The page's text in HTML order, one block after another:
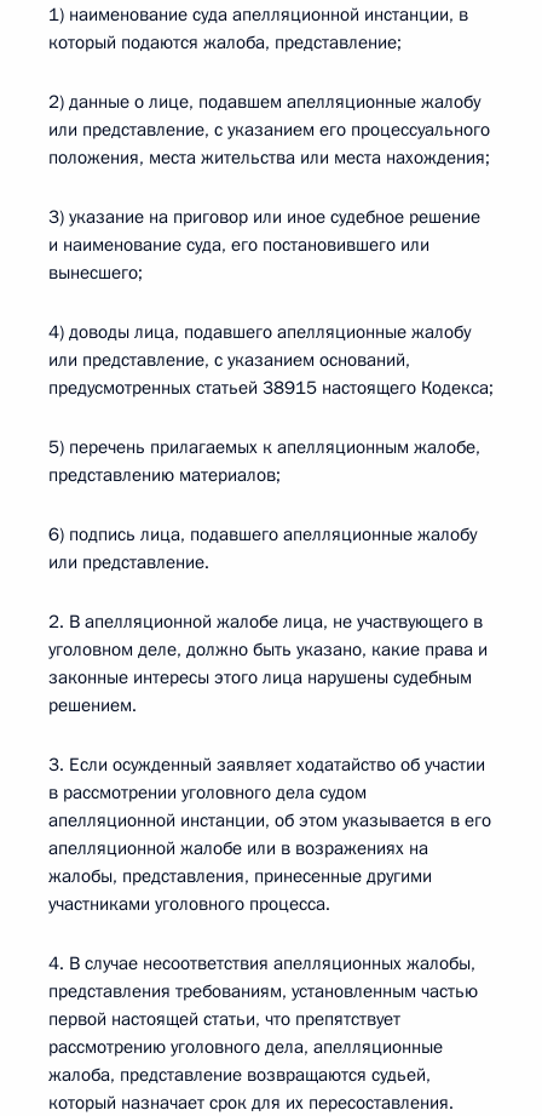
1) наименование суда апелляционной инстанции, в
который подаются жалоба, представление;
2) данные о лице, подавшем апелляционные жалобу
или представление, с указанием его процессуального
положения, места жительства или места нахождения;
3) указание на приговор или иное судебное решение
и наименование суда, его постановившего или
вынесшего;
4) доводы лица, подавшего апелляционные жалобу
или представление, с указанием оснований,
предусмотренных статьей 38915 настоящего Кодекса;
5) перечень прилагаемых к апелляционным жалобе,
представлению материалов;
6) подпись лица, подавшего апелляционные жалобу
или представление.
2. В апелляционной жалобе лица, не участвующего в
уголовном деле, должно быть указано, какие права и
законные интересы этого лица нарушены судебным
решением.
3. Если осужденный заявляет ходатайство об участии
в рассмотрении уголовного дела судом
апелляционной инстанции, об этом указывается в его
апелляционной жалобе или в возражениях на
жалобы, представления, принесенные другими
участниками уголовного процесса.
4. В случае несоответствия апелляционных жалобы,
представления требованиям, установленным частью
первой настоящей статьи, что препятствует
рассмотрению уголовного дела, апелляционные
жалоба, представление возвращаются судьей,
который назначает срок для их пересоставления.